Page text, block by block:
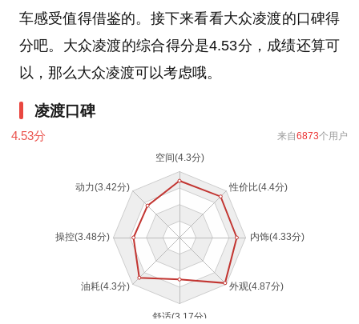
车感受值得借鉴的。接下来看看大众凌渡的口碑得
分吧。大众凌渡的综合得分是4.53分，成绩还算可
以，那么大众凌渡可以考虑哦。
凌渡口碑
4.53分 来自6873个用户